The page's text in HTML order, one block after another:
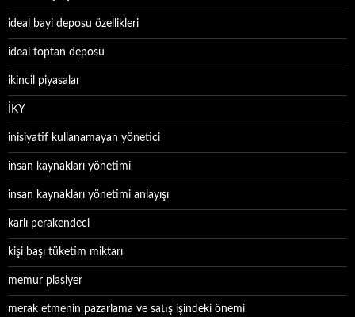
ideal bayi deposu özellikleri
ideal toptan deposu
ikincil piyasalar
İKY
inisiyatif kullanamayan yönetici
insan kaynakları yönetimi
insan kaynakları yönetimi anlayışı
karlı perakendeci
kişi başı tüketim miktarı
memur plasiyer
merak etmenin pazarlama ve satış işindeki önemi